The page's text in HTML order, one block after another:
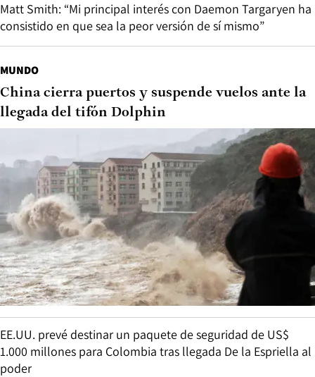
Matt Smith: “Mi principal interés con Daemon Targaryen ha
consistido en que sea la peor versión de sí mismo”
MUNDO
China cierra puertos y suspende vuelos ante la
llegada del tifón Dolphin
EE.UU. prevé destinar un paquete de seguridad de US$
1.000 millones para Colombia tras llegada De la Espriella al
poder